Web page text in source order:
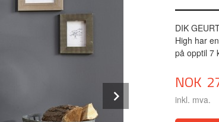
DIK
High har
på opptil 7
Pris
NOK
inkl. mva.